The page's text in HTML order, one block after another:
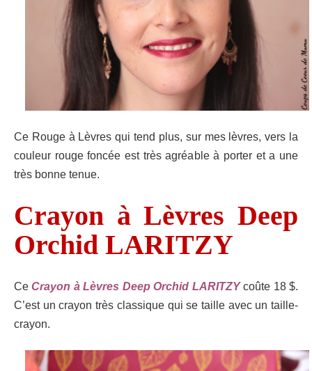
Ce Rouge à Lèvres qui tend plus, sur mes lèvres, vers la
couleur rouge foncée est très agréable à porter et a une
très bonne tenue.
Crayon à Lèvres Deep
Orchid LARITZY
CeCrayon à Lèvres Deep Orchid LARITZYcoûte 18 $.
C’est un crayon très classique qui se taille avec un taille-
crayon.